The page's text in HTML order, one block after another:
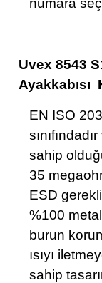
numara
Uvex 8543
Ayakkabısı
EN ISO
sahip
35
ESD
%100
burun
ısıyı
sahip